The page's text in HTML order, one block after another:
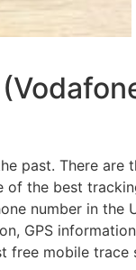
past. There are
of the best
number in the
GPS
free mobile trace